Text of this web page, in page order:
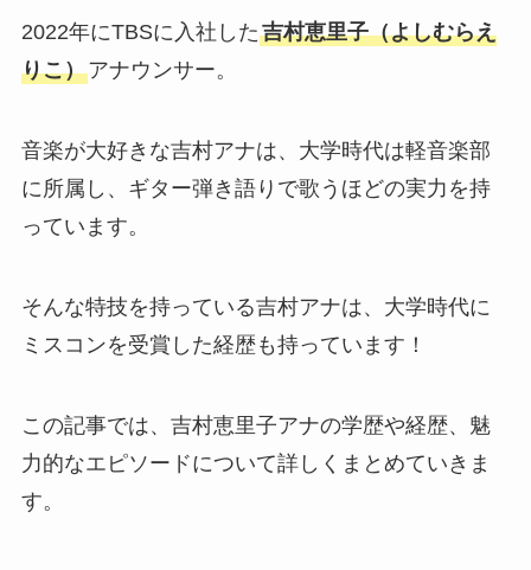
2022年にTBSに入社した吉村恵里子（よしむらえ
りこ）アナウンサー。
音楽が大好きな吉村アナは、大学時代は軽音楽部
に所属し、ギター弾き語りで歌うほどの実力を持
っています。
そんな特技を持っている吉村アナは、大学時代に
ミスコンを受賞した経歴も持っています！
この記事では、吉村恵里子アナの学歴や経歴、魅
力的なエピソードについて詳しくまとめていきま
す。